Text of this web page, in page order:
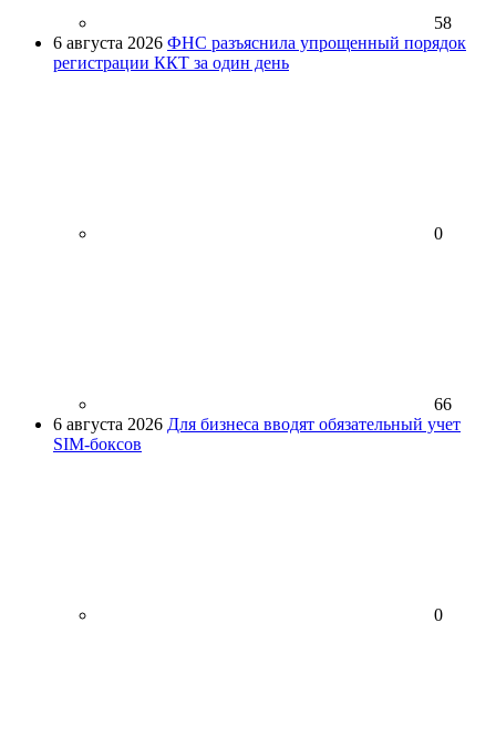
58
6 августа 2026 ФНС разъяснила упрощенный порядок
регистрации ККТ за один день
0
66
6 августа 2026 Для бизнеса вводят обязательный учет
SIM-боксов
0